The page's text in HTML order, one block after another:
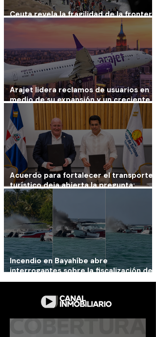
Ceuta revela la fragilidad de la frontera
europea con África
Arajet lidera reclamos de usuarios en
medio de su expansión y un creciente
desafío reputacional
Acuerdo para fortalecer el transporte
turístico deja abierta la pregunta:
¿mejorará la conducción?
Incendio en Bayahíbe abre
interrogantes sobre la fiscalización de
las embarcaciones turísticas